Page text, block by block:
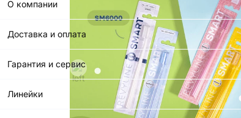
О компании
Доставка и оплата
Гарантия и сервис
Линейки